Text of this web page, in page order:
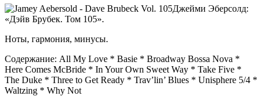
Джейми Эберсолд:
«Дэйв Брубек. Том 105».
Ноты, гармония, минусы.
Содержание: All My Love * Basie * Broadway Bossa Nova *
Here Comes McBride * In Your Own Sweet Way * Take Five *
The Duke * Three to Get Ready * Trav’lin’ Blues * Unisphere 5/4 *
Waltzing * Why Not